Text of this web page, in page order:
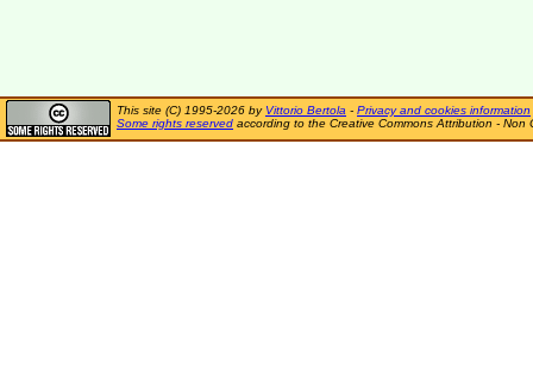
This site (C) 1995-2026 by Vittorio Bertola - Privacy and cookies information
Some rights reserved according to the Creative Commons Attribution - Non